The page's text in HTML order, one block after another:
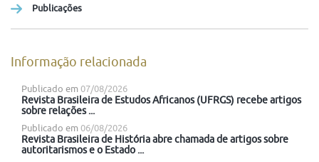
Publicações
Informação relacionada
Publicado em 07/08/2026
Revista Brasileira de Estudos Africanos (UFRGS) recebe artigos
sobre relações ...
Publicado em 06/08/2026
Revista Brasileira de História abre chamada de artigos sobre
autoritarismos e o Estado ...